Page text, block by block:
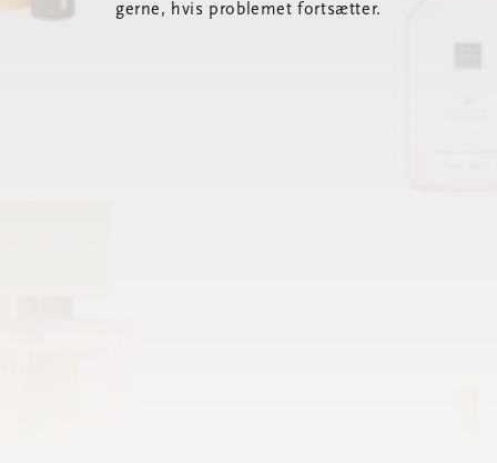
gerne, hvis problemet fortsætter.